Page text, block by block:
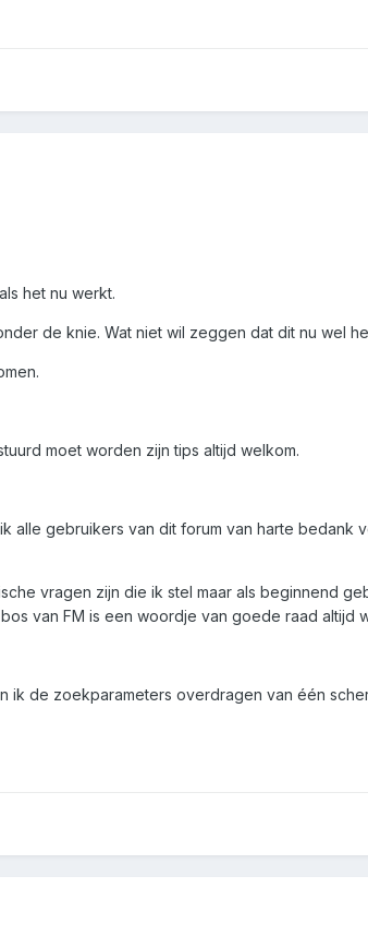
het nu werkt.
de knie. Wat niet wil zeggen dat dit nu wel
moet worden zijn tips altijd welkom.
alle gebruikers van dit forum van harte bedank
vragen zijn die ik stel maar als beginnend
van FM is een woordje van goede raad altijd
ik de zoekparameters overdragen van één